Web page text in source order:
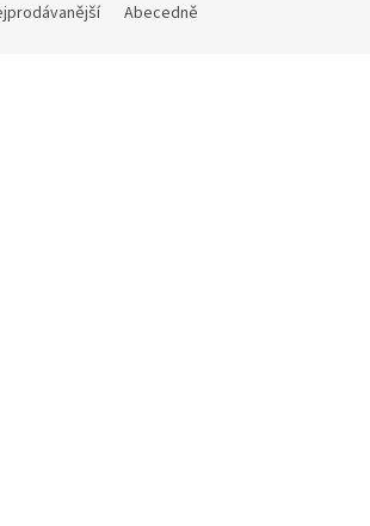
Abecedně